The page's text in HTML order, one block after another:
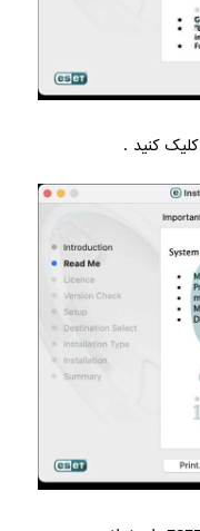
کلیک کنید .